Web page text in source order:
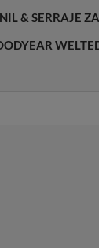
& SERRAJE